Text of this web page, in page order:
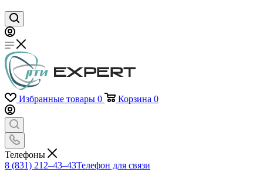
Избранные товары 0 Корзина 0
Телефоны
8 (831) 212–43–43Телефон для связи